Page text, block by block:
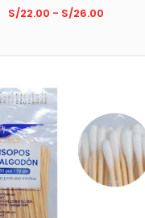
S/22.00 - S/26.00